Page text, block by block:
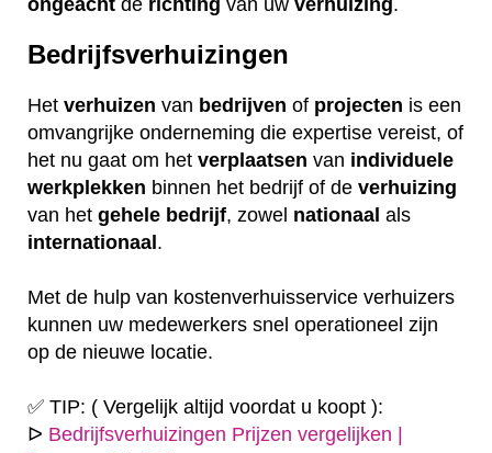
Bedrijfsverhuizingen
Het verhuizen van bedrijven of projecten is een
omvangrijke onderneming die expertise vereist, of
het nu gaat om het verplaatsen van individuele
werkplekken binnen het bedrijf of de verhuizing
van het gehele bedrijf, zowel nationaal als
internationaal .
Met de hulp van kostenverhuisservice verhuizers
kunnen uw medewerkers snel operationeel zijn
op de nieuwe locatie.
✅ TIP: ( Vergelijk altijd voordat u koopt ):
ᐅ Bedrijfsverhuizingen Prijzen vergelijken |